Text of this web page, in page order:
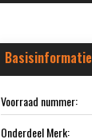
Basisinformatie
Voorraad nummer:
Onderdeel Merk: